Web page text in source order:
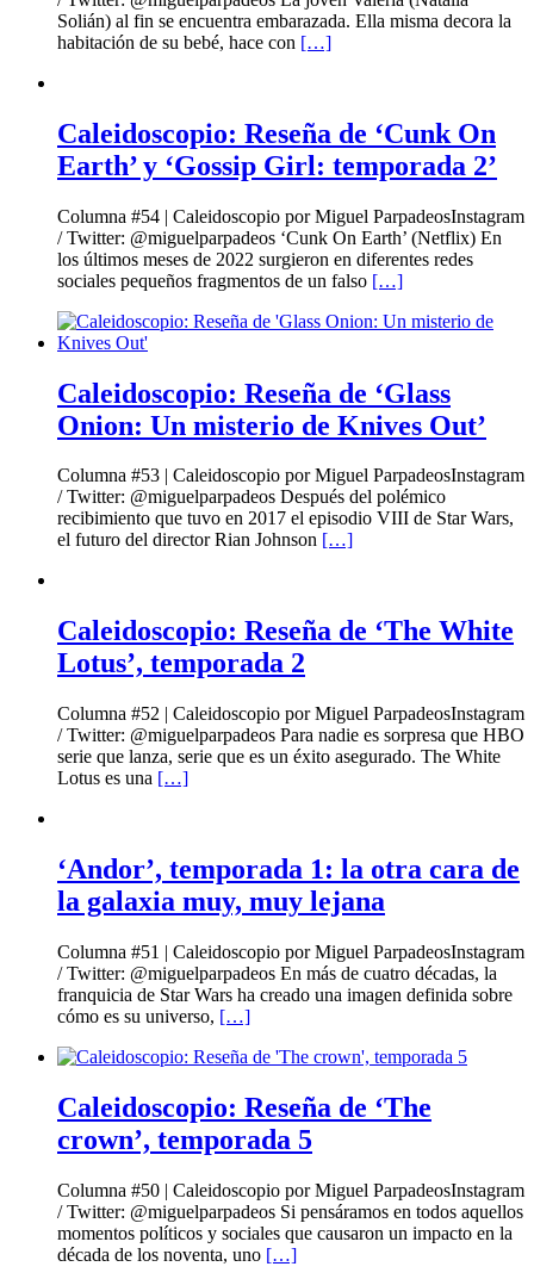
Solián) al fin se encuentra embarazada. Ella misma decora la
habitación de su bebé, hace con […]
Caleidoscopio: Reseña de ‘Cunk On
Earth’ y ‘Gossip Girl: temporada 2’
Columna #54 | Caleidoscopio por Miguel ParpadeosInstagram
/ Twitter: @miguelparpadeos ‘Cunk On Earth’ (Netflix) En
los últimos meses de 2022 surgieron en diferentes redes
sociales pequeños fragmentos de un falso […]
Caleidoscopio: Reseña de ‘Glass
Onion: Un misterio de Knives Out’
Columna #53 | Caleidoscopio por Miguel ParpadeosInstagram
/ Twitter: @miguelparpadeos Después del polémico
recibimiento que tuvo en 2017 el episodio VIII de Star Wars,
el futuro del director Rian Johnson […]
Caleidoscopio: Reseña de ‘The White
Lotus’, temporada 2
Columna #52 | Caleidoscopio por Miguel ParpadeosInstagram
/ Twitter: @miguelparpadeos Para nadie es sorpresa que HBO
serie que lanza, serie que es un éxito asegurado. The White
Lotus es una […]
‘Andor’, temporada 1: la otra cara de
la galaxia muy, muy lejana
Columna #51 | Caleidoscopio por Miguel ParpadeosInstagram
/ Twitter: @miguelparpadeos En más de cuatro décadas, la
franquicia de Star Wars ha creado una imagen definida sobre
cómo es su universo, […]
Caleidoscopio: Reseña de ‘The
crown’, temporada 5
Columna #50 | Caleidoscopio por Miguel ParpadeosInstagram
/ Twitter: @miguelparpadeos Si pensáramos en todos aquellos
momentos políticos y sociales que causaron un impacto en la
década de los noventa, uno […]